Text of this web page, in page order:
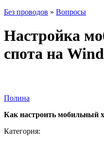
Без проводов » Вопросы
Настройка
спота на
Полина
Как настроить мобильный
Категория: